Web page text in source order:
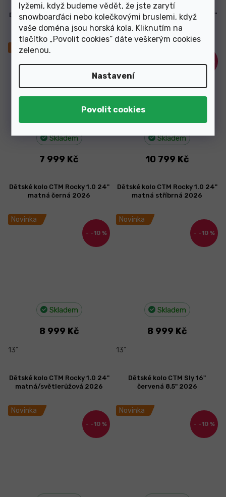
lyžemi, když budeme vědět, že jste zarytí
snowboarďáci nebo kolečkovými bruslemi, když
vaše doména jsou horská kola. Kliknutím na
tlačítko „Povolit cookies“ dáte veškerým cookies
zelenou.
Nastavení
Novinka
Dětské kolo CTM Jerry 2.0 20"
matná neonovooranžová/
černá 2025
Skladem
7 999 Kč
Dětské kolo CTM Jerry 2.0 20"
matná stříbrná 11" 2026
Skladem
10 799 Kč
Novinka
–10 %
Dětské kolo CTM Rocky 1.0 24"
matná černá 2026
Skladem
8 999 Kč
13"
Novinka
–10 %
Dětské kolo CTM Rocky 1.0 24"
matná stříbrná 2026
Skladem
8 999 Kč
13"
Novinka
–10 %
Dětské kolo CTM Rocky 1.0 24"
matná/světlerůžová 2026
Novinka
–10 %
Dětské kolo CTM Sly 16"
červená 8,5" 2026